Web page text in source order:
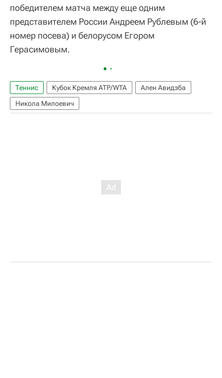
победителем матча между еще одним
представителем России Андреем Рублевым (6-й
номер посева) и белорусом Егором
Герасимовым.
Теннис Кубок Кремля ATP/WTA
Ален Авидзба
Никола Милоевич